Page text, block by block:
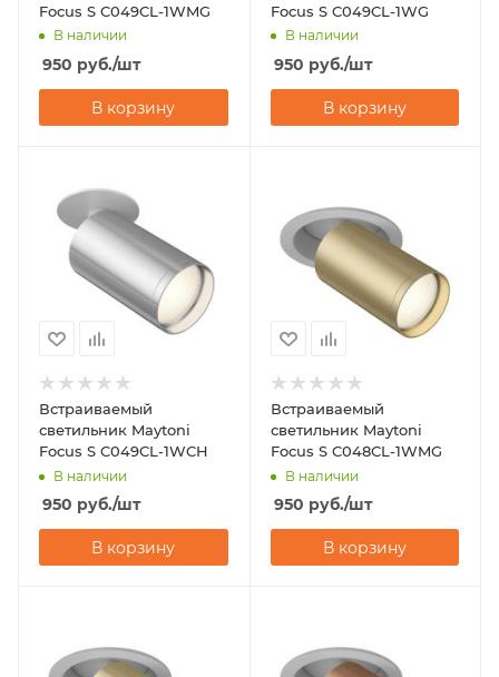
Focus S C049CL-1WMG
В наличии
950 руб./шт
В корзину
Focus S C049CL-1WG
В наличии
950 руб./шт
В корзину
Встраиваемый
светильник Maytoni
Focus S C049CL-1WCH
В наличии
950 руб./шт
В корзину
Встраиваемый
светильник Maytoni
Focus S C048CL-1WMG
В наличии
950 руб./шт
В корзину